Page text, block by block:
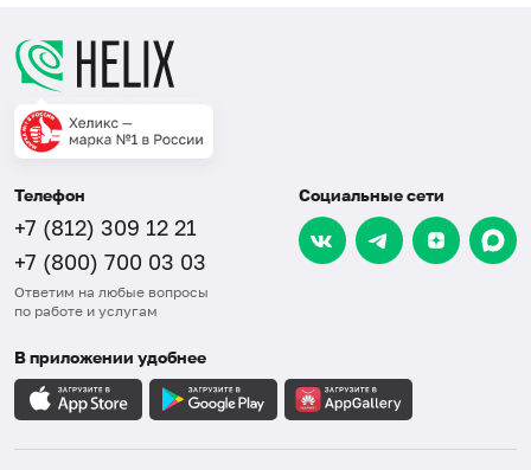
Телефон
+7 (812) 309 12 21
+7 (800) 700 03 03
Ответим на любые вопросы
по работе и услугам
Социальные сети
В приложении удобнее